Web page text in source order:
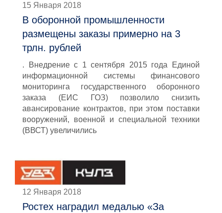
15 Января 2018
В оборонной промышленности
размещены заказы примерно на 3
трлн. рублей
. Внедрение с 1 сентября 2015 года Единой
информационной системы финансового
мониторинга государственного оборонного
заказа (ЕИС ГОЗ) позволило снизить
авансирование контрактов, при этом поставки
вооружений, военной и специальной техники
(ВВСТ) увеличились
12 Января 2018
Ростех наградил медалью «За